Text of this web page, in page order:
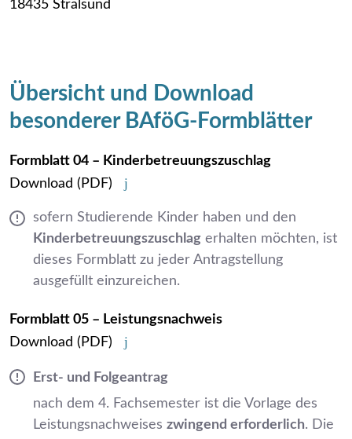
18435 Stralsund
Übersicht und Download
besonderer BAföG-Formblätter
Formblatt 04 – Kinderbetreuungszuschlag
Download (PDF)
sofern Studierende Kinder haben und den
Kinderbetreuungszuschlag erhalten möchten, ist
dieses Formblatt zu jeder Antragstellung
ausgefüllt einzureichen.
Formblatt 05 – Leistungsnachweis
Download (PDF)
Erst- und Folgeantrag
nach dem 4. Fachsemester ist die Vorlage des
Leistungsnachweises zwingend erforderlich. Die